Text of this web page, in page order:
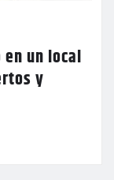
un local
y